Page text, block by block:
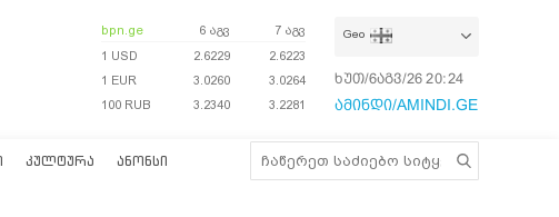
bpn.ge 6 აგვ
7 აგვ
1 USD
2.6229
2.6223
1 EUR
3.0260
3.0264
100 RUB
3.2340 3.2281
Geo
ხუთ/6აგვ/26 20:24:20
ამინდი/AMINDI.GE
ᲙᲣᲚᲢᲣᲠᲐ ᲐᲜᲝᲜᲡᲘ